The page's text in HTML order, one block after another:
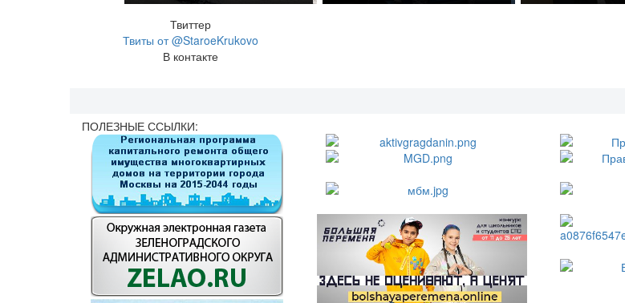
Твиттер
Твиты от @StaroeKrukovo
В контакте
ПОЛЕЗНЫЕ ССЫЛКИ: